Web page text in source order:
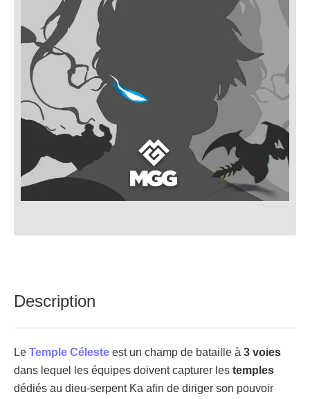
Description
Le Temple Céleste est un champ de bataille à 3 voies
dans lequel les équipes doivent capturer les temples
dédiés au dieu-serpent Ka afin de diriger son pouvoir